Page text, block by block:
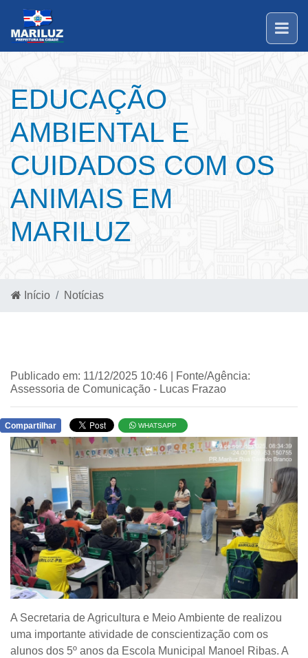
EDUCAÇÃO
AMBIENTAL E
CUIDADOS COM OS
ANIMAIS EM
MARILUZ
Início Notícias
Publicado em: 11/12/2025 10:46 | Fonte/Agência:
Assessoria de Comunicação - Lucas Frazao
Compartilhar WHATSAPP
A Secretaria de Agricultura e Meio Ambiente de realizou
uma importante atividade de conscientização com os
alunos dos 5º anos da Escola Municipal Manoel Ribas. A